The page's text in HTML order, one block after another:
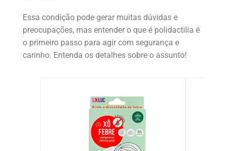
Essa condição pode gerar muitas dúvidas e
preocupações, mas entender o que é polidactilia é
o primeiro passo para agir com segurança e
carinho. Entenda os detalhes sobre o assunto!